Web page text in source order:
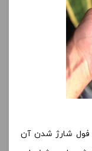
فول شارژ شدن آن